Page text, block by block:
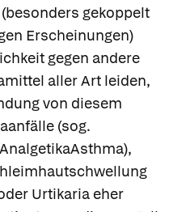
gekoppelt
Erscheinungen)
gegen andere
aller Art leiden,
von diesem
(sog.
Urtikaria eher